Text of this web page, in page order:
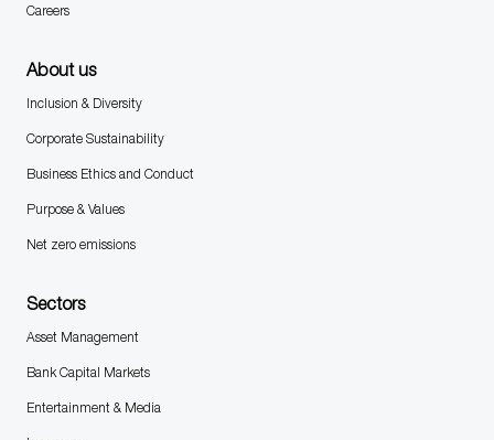
Careers
About us
Inclusion & Diversity
Corporate Sustainability
Business Ethics and Conduct
Purpose & Values
Net zero emissions
Sectors
Asset Management
Bank Capital Markets
Entertainment & Media